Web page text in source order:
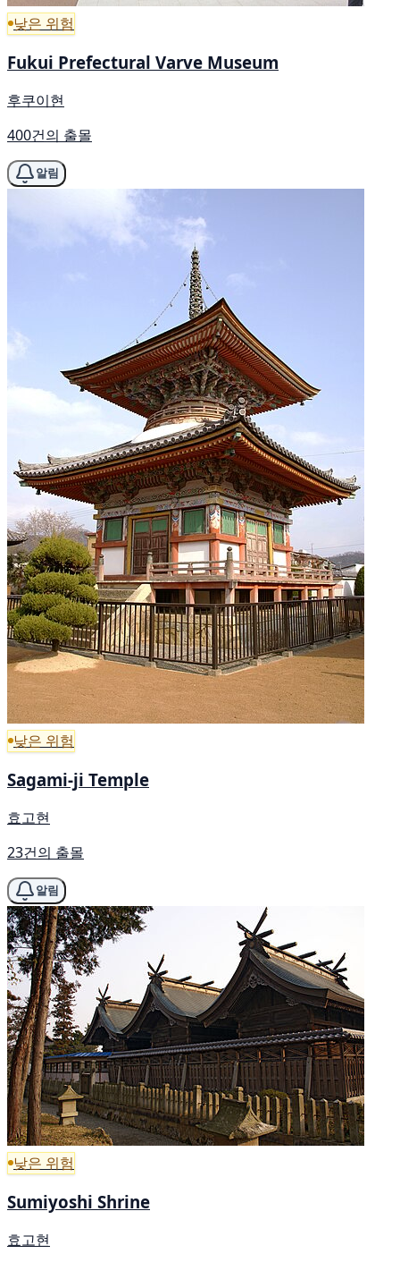
낮은 위험
Fukui Prefectural Varve Museum
후쿠이현
400건의 출몰
알림
낮은 위험
Sagami-ji Temple
효고현
23건의 출몰
알림
낮은 위험
Sumiyoshi Shrine
효고현